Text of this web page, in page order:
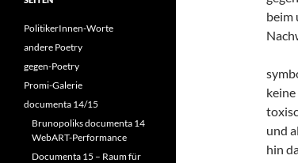
beim
und
hin
PolitikerInnen-Worte
andere Poetry
gegen-Poetry
Promi-Galerie
documenta 14/15
Brunopoliks documenta 14
WebART-Performance
Documenta 15 – Raum für